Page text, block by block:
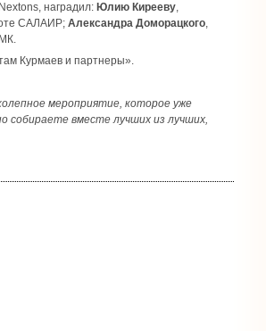
наградил: Юлию Кирееву,
САЛАИР; Александра Доморацкого,
Курмаев и партнеры».
мероприятие, которое уже
собираете вместе лучших из лучших,